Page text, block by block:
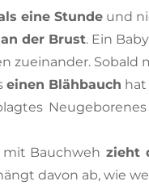
eine Stundeund
der Brust. Ein
zueinander. Sobald
einen Blähbauch hat
mit Bauchweh zieht
davon ab, wie